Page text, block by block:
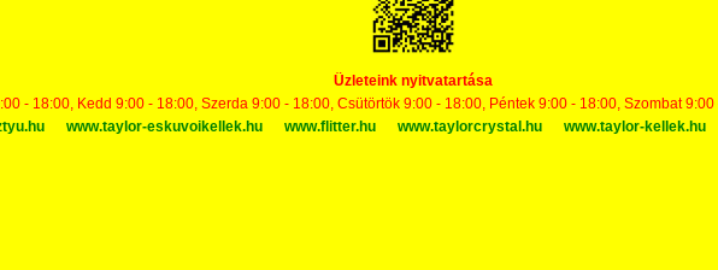
Üzleteink nyitvatartása
- 18:00, Kedd 9:00 - 18:00, Szerda 9:00 - 18:00, Csütörtök 9:00 - 18:00, Péntek 9:00 - 18:00, Szombat
www.taylor-eskuvoikellek.hu www.flitter.hu www.taylorcrystal.hu www.taylor-kellek.hu